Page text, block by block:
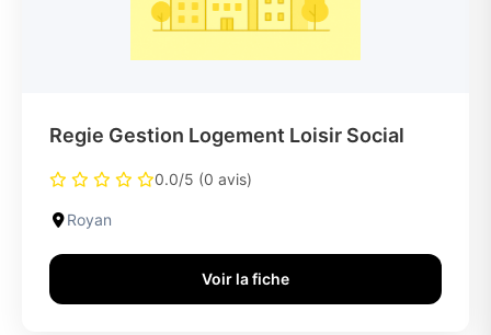
Regie Gestion Logement Loisir Social
0.0/5 (0 avis)
Royan
Voir la fiche